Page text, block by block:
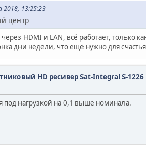
13:25:23
центр
HDMI и LAN, всё работает, только
дни недели, что ещё нужно для
HD ресивер Sat-Integral S-1226
под нагрузкой на 0,1 выше номинала.